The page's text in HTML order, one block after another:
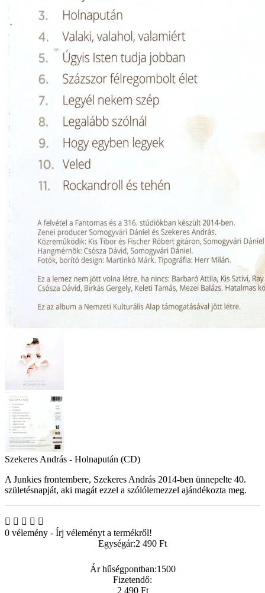
Szekeres András - Holnapután (CD)
A Junkies frontembere, Szekeres András 2014-ben ünnepelte 40.
születésnapját, aki magát ezzel a szólólemezzel ajándékozta meg.
0 vélemény - Írj véleményt a termékről!
Egységár:2 490 Ft
Ár hűségpontban:1500
Fizetendő:
2 490 Ft